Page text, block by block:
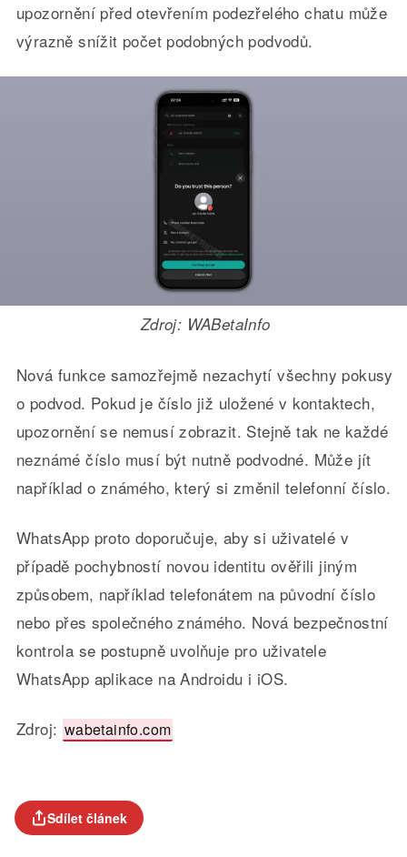
upozornění před otevřením podezřelého chatu může
výrazně snížit počet podobných podvodů.
Zdroj: WABetaInfo
Nová funkce samozřejmě nezachytí všechny pokusy
o podvod. Pokud je číslo již uložené v kontaktech,
upozornění se nemusí zobrazit. Stejně tak ne každé
neznámé číslo musí být nutně podvodné. Může jít
například o známého, který si změnil telefonní číslo.
WhatsApp proto doporučuje, aby si uživatelé v
případě pochybností novou identitu ověřili jiným
způsobem, například telefonátem na původní číslo
nebo přes společného známého. Nová bezpečnostní
kontrola se postupně uvolňuje pro uživatele
WhatsApp aplikace na Androidu i iOS.
Zdroj: wabetainfo.com
Sdílet článek